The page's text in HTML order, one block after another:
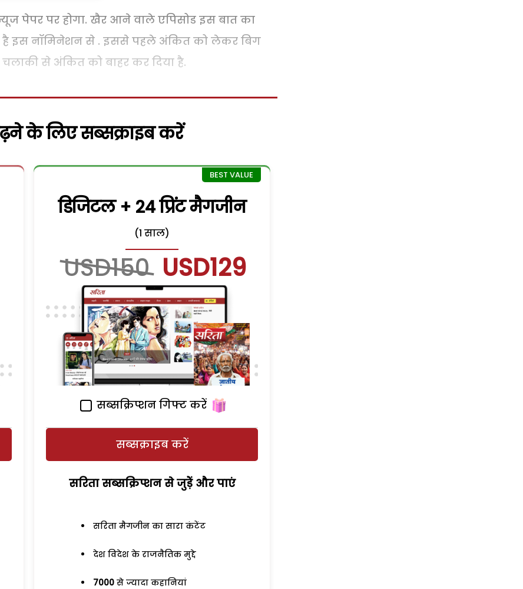
पेपर पर होगा. खैर आने वाले एपिसोड इस बात का
इस नॉमिनेशन से . इससे पहले अंकित को लेकर बिग
से अंकित को बाहर कर दिया है.
के लिए सब्सक्राइब करें
डिजिटल + 24 प्रिंट मैगजीन
(1 साल)
USD150 USD129
सब्सक्रिप्शन गिफ्ट करें
सब्सक्राइब करें
सरिता सब्सक्रिप्शन से जुड़ेें और पाएं
सरिता मैगजीन का सारा कंटेंट
देश विदेश के राजनैतिक मुद्दे
7000 से ज्यादा कहानियां